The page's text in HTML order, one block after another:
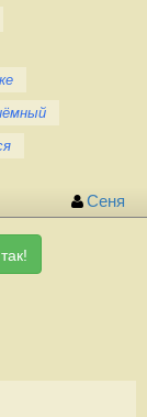
Сеня